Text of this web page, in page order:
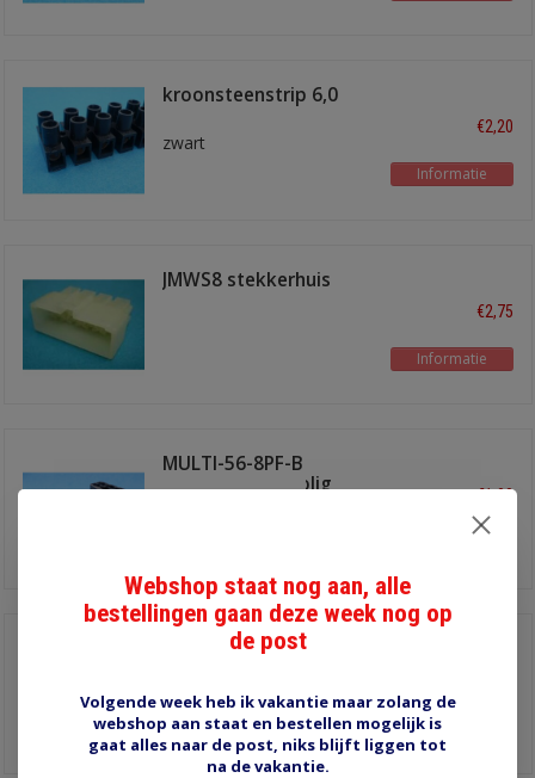
kroonsteenstrip 6,0
zwart
€2,20
Informatie
JMWS8 stekkerhuis
€2,75
Informatie
MULTI-56-8PF-B
stekkerhuis 8 polig
€1,00
MULTI-56-8PM-W
Delphi 56er serie
Informatie
Webshop staat nog aan, alle
bestellingen gaan deze week nog op
de post
Volgende week heb ik vakantie maar zolang de
webshop aan staat en bestellen mogelijk is
gaat alles naar de post, niks blijft liggen tot
na de vakantie.